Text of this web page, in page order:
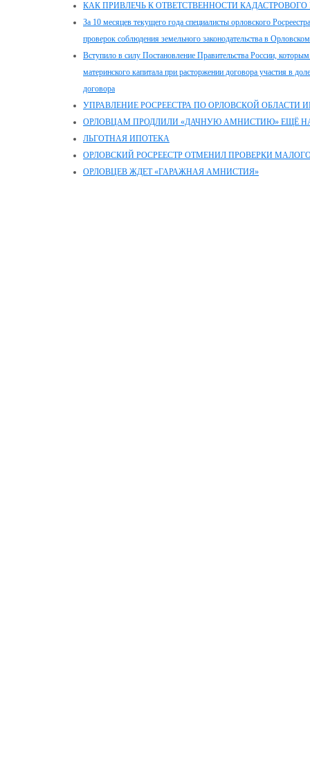
КАК ПРИВЛЕЧЬ К ОТВЕТСТВЕННОСТИ
За 10 месяцев текущего года специалисты орловского
проверок соблюдения земельного законодательства в
Вступило в силу Постановление Правительства России,
материнского капитала при расторжении договора участия в
договора
УПРАВЛЕНИЕ РОСРЕЕСТРА ПО ОРЛОВСКОЙ ОБЛАСТИ
ОРЛОВЦАМ ПРОДЛИЛИ «ДАЧНУЮ АМНИСТИЮ» ЕЩЁ
ЛЬГОТНАЯ ИПОТЕКА
ОРЛОВСКИЙ РОСРЕЕСТР ОТМЕНИЛ ПРОВЕРКИ
ОРЛОВЦЕВ ЖДЕТ «ГАРАЖНАЯ АМНИСТИЯ»